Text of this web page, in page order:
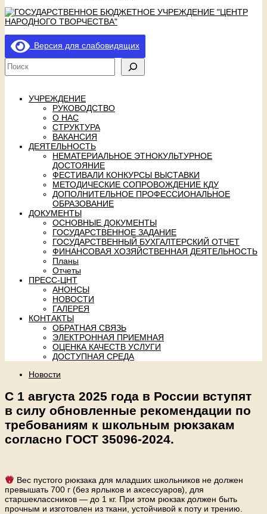
Версия для слабовидящих
УЧРЕЖДЕНИЕ
РУКОВОДСТВО
О НАС
СТРУКТУРА
ВАКАНСИЯ
ДЕЯТЕЛЬНОСТЬ
НЕМАТЕРИАЛЬНОЕ ЭТНОКУЛЬТУРНОЕ
ДОСТОЯНИЕ
ФЕСТИВАЛИ КОНКУРСЫ ВЫСТАВКИ
МЕТОДИЧЕСКИЕ СОПРОВОЖДЕНИЕ КДУ
ДОПОЛНИТЕЛЬНОЕ ПРОФЕССИОНАЛЬНОЕ
ОБРАЗОВАНИЕ
ДОКУМЕНТЫ
ОСНОВНЫЕ ДОКУМЕНТЫ
ГОСУДАРСТВЕННОЕ ЗАДАНИЕ
ГОСУДАРСТВЕННЫЙ БУХГАЛТЕРСКИЙ ОТЧЕТ
ФИНАНСОВАЯ ХОЗЯЙСТВЕННАЯ ДЕЯТЕЛЬНОСТЬ
Планы
Отчеты
ПРЕСС-ЦНТ
АНОНСЫ
НОВОСТИ
ГАЛЕРЕЯ
КОНТАКТЫ
ОБРАТНАЯ СВЯЗЬ
ЭЛЕКТРОННАЯ ПРИЕМНАЯ
ОЦЕНКА КАЧЕСТВ УСЛУГИ
ДОСТУПНАЯ СРЕДА
Новости
С 1 августа 2025 года в России вступят
в силу обновленные рекомендации по
требованиям к школьным рюкзакам
согласно ГОСТ 35096-2024.
Вес пустого рюкзака для младших школьников не должен
превышать 700 г (без ярлыков и аксессуаров), для
старшеклассников — до 1 кг. При этом рюкзак должен быть
прочным и изготовлен из ткани, устойчивой к поту и трению.